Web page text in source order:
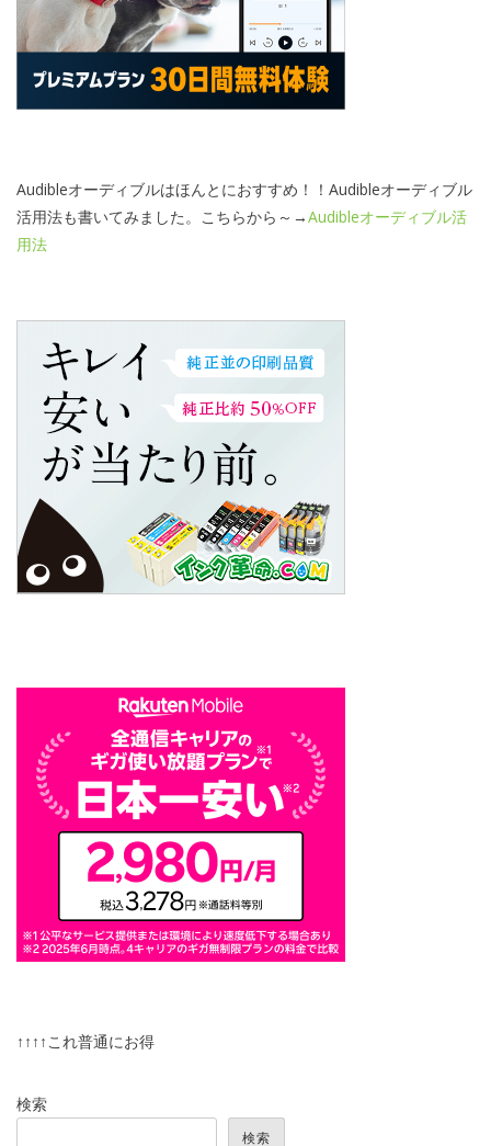
Audibleオーディブルはほんとにおすすめ！！Audibleオーディブル
活用法も書いてみました。こちらから～→Audibleオーディブル活
用法
↑↑↑↑これ普通にお得
検索
検索